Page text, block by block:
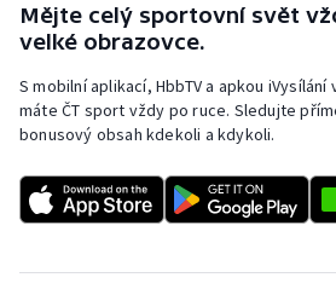
Mějte celý sportovní svět
velké obrazovce.
S mobilní aplikací, HbbTV a apkou
máte ČT sport vždy po ruce. Sledujte
bonusový obsah kdekoli a kdykoli.